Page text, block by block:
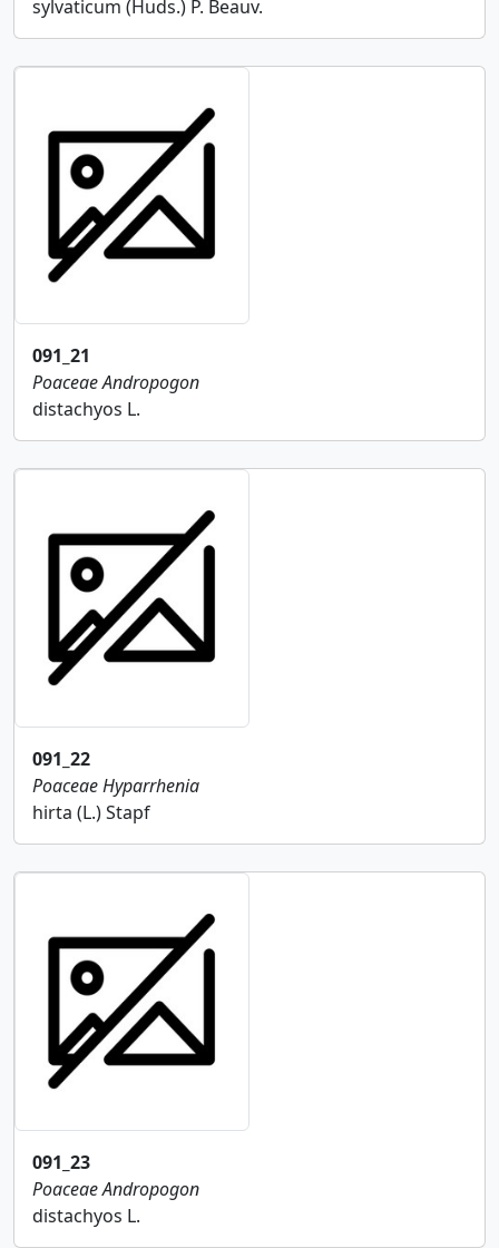
sylvaticum (Huds.) P. Beauv.
091_21
PoaceaeAndropogon
distachyos L.
091_22
PoaceaeHyparrhenia
hirta (L.) Stapf
091_23
PoaceaeAndropogon
distachyos L.